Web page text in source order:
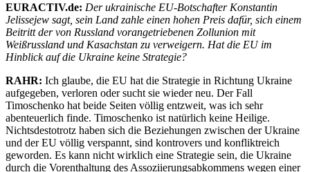
EURACTIV.de: Der ukrainische EU-Botschafter Konstantin
Jelissejew sagt, sein Land zahle einen hohen Preis dafür, sich einem
Beitritt der von Russland vorangetriebenen Zollunion mit
Weißrussland und Kasachstan zu verweigern. Hat die EU im
Hinblick auf die Ukraine keine Strategie?
RAHR: Ich glaube, die EU hat die Strategie in Richtung Ukraine
aufgegeben, verloren oder sucht sie wieder neu. Der Fall
Timoschenko hat beide Seiten völlig entzweit, was ich sehr
abenteuerlich finde. Timoschenko ist natürlich keine Heilige.
Nichtsdestotrotz haben sich die Beziehungen zwischen der Ukraine
und der EU völlig verspannt, sind kontrovers und konfliktreich
geworden. Es kann nicht wirklich eine Strategie sein, die Ukraine
durch die Vorenthaltung des Assoziierungsabkommens wegen einer